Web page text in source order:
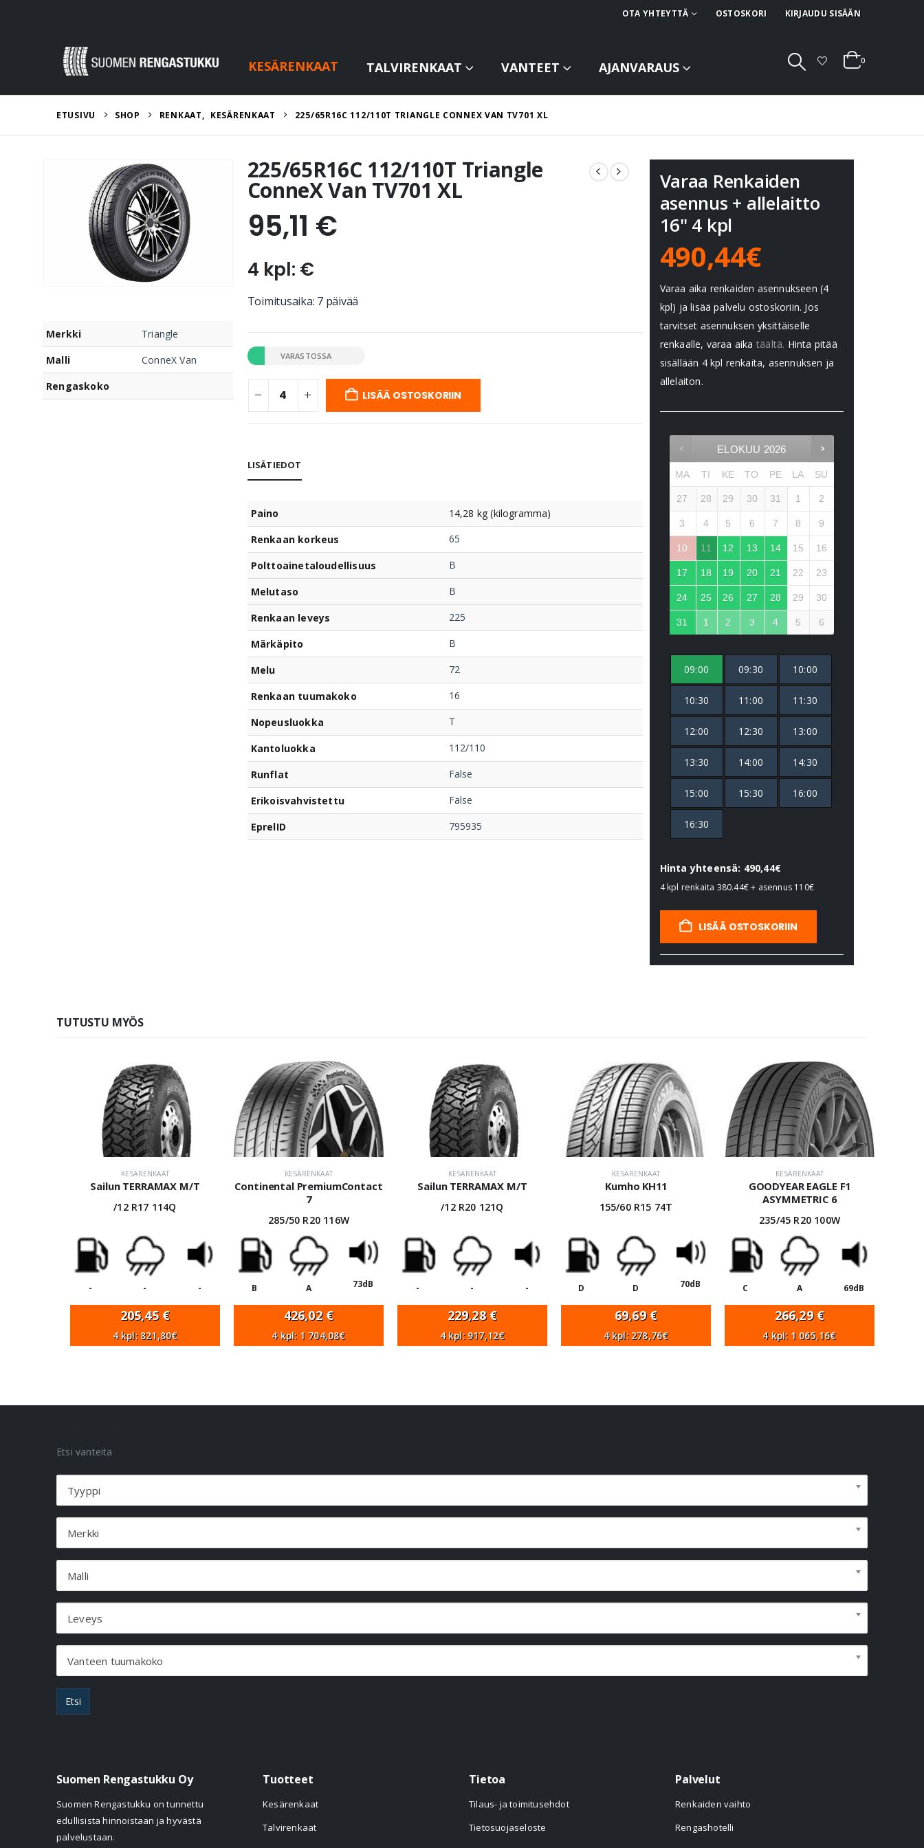
OTA YHTEYTTÄ OSTOSKORI KIRJAUDU SISÄÄN
KESÄRENKAAT TALVIRENKAAT VANTEET AJANVARAUS 0
ETUSIVU SHOP RENKAAT, KESÄRENKAAT 225/65R16C 112/110T TRIANGLE CONNEX VAN TV701 XL
Merkki
Triangle
Malli
ConneX Van
Rengaskoko
225/65R16C 112/110T Triangle
ConneX Van TV701 XL
95,11 €
4 kpl: €
Toimitusaika: 7 päivää
VARASTOSSA
LISÄÄ OSTOSKORIIN
LISÄTIEDOT
Paino
14,28 kg (kilogramma)
Renkaan korkeus
65
Polttoainetaloudellisuus B
Melutaso B
Renkaan leveys 225
Märkäpito B
Melu 72
Renkaan tuumakoko 16
Nopeusluokka T
Kantoluokka 112/110
Runflat False
Erikoisvahvistettu False
EprelID 795935
Varaa Renkaiden
asennus + allelaitto
16" 4 kpl
490,44€
Varaa aika renkaiden asennukseen (4
kpl) ja lisää palvelu ostoskoriin. Jos
tarvitset asennuksen yksittäiselle
renkaalle, varaa aika täältä. Hinta pitää
sisällään 4 kpl renkaita, asennuksen ja
allelaiton.
ELOKUU 2026
MA TI KE TO PE LA SU
27 28 29 30 31 1 2
3 4 5 6 7 8 9
10 11 12 13 14 15 16
17 18 19 20 21 22 23
24 25 26 27 28 29 30
31 1 2 3 4 5 6
09:00 09:30 10:00
10:30 11:00 11:30
12:00 12:30 13:00
13:30 14:00 14:30
15:00 15:30 16:00
16:30
Hinta yhteensä: 490,44€
4 kpl renkaita 380.44€+ asennus 110€
LISÄÄ OSTOSKORIIN
TUTUSTU MYÖS
KESÄRENKAAT
Sailun TERRAMAX M/T
/12 R17 114Q
- - -
205,45 €
4 kpl: 821,80€
KESÄRENKAAT
Continental PremiumContact
7
285/50 R20 116W
B A 73dB
426,02 €
4 kpl: 1 704,08€
KESÄRENKAAT
Sailun TERRAMAX M/T
/12 R20 121Q
- - -
229,28 €
4 kpl: 917,12€
KESÄRENKAAT
Kumho KH11
155/60 R15 74T
D D 70dB
69,69 €
4 kpl: 278,76€
KESÄRENKAAT
GOODYEAR EAGLE F1
ASYMMETRIC 6
235/45 R20 100W
C A 69dB
266,29 €
4 kpl: 1 065,16€
Etsi vanteita
Tyyppi
Merkki
Malli
Leveys
Vanteen tuumakoko
Etsi
Suomen Rengastukku Oy
Suomen Rengastukku on tunnettu
edullisista hinnoistaan ja hyvästä
palvelustaan.
Tuotteet
Kesärenkaat
Talvirenkaat
Tietoa
Tilaus- ja toimitusehdot
Tietosuojaseloste
Palvelut
Renkaiden vaihto
Rengashotelli